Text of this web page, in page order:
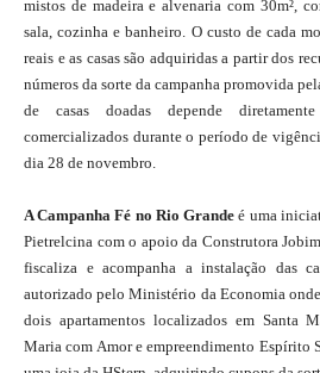
mistos de madeira e alvenaria com 30m²,
sala, cozinha e banheiro. O custo de cada
reais e as casas são adquiridas a partir dos
números da sorte da campanha promovida
de casas doadas depende
comercializados durante o período de
dia 28 de novembro.
A Campanha Fé no Rio Grande é uma
Pietrelcina com o apoio da Construtora
fiscaliza e acompanha a instalação das
autorizado pelo Ministério da Economia
dois apartamentos localizados em Santa
Maria com Amor e empreendimento Espírito